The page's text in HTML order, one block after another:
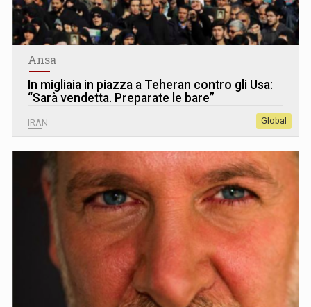
Ansa
In migliaia in piazza a Teheran contro gli Usa:
“Sarà vendetta. Preparate le bare”
IRAN Global